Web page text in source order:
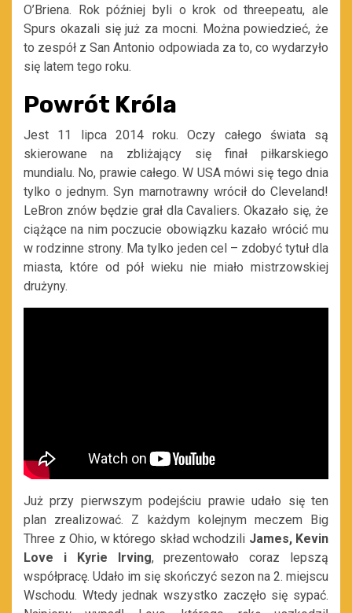
O’Briena. Rok później byli o krok od threepeatu, ale
Spurs okazali się już za mocni. Można powiedzieć, że
to zespół z San Antonio odpowiada za to, co wydarzyło
się latem tego roku.
Powrót Króla
Jest 11 lipca 2014 roku. Oczy całego świata są
skierowane na zbliżający się finał piłkarskiego
mundialu. No, prawie całego. W USA mówi się tego dnia
tylko o jednym. Syn marnotrawny wrócił do Cleveland!
LeBron znów będzie grał dla Cavaliers. Okazało się, że
ciążące na nim poczucie obowiązku kazało wrócić mu
w rodzinne strony. Ma tylko jeden cel – zdobyć tytuł dla
miasta, które od pół wieku nie miało mistrzowskiej
drużyny.
Już przy pierwszym podejściu prawie udało się ten
plan zrealizować. Z każdym kolejnym meczem Big
Three z Ohio, w którego skład wchodzili James, Kevin
Love i Kyrie Irving, prezentowało coraz lepszą
współpracę. Udało im się skończyć sezon na 2. miejscu
Wschodu. Wtedy jednak wszystko zaczęło się sypać.